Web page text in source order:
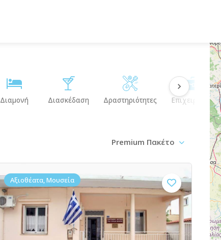
Διαμονή Διασκέδαση Δραστηριότητες Επιχειρήσεις
Premium Πακέτο
Αξιοθέατα, Μουσεία